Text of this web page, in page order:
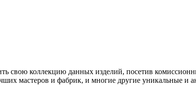
свою коллекцию данных изделий, посетив
мастеров и фабрик, и многие другие уникальные